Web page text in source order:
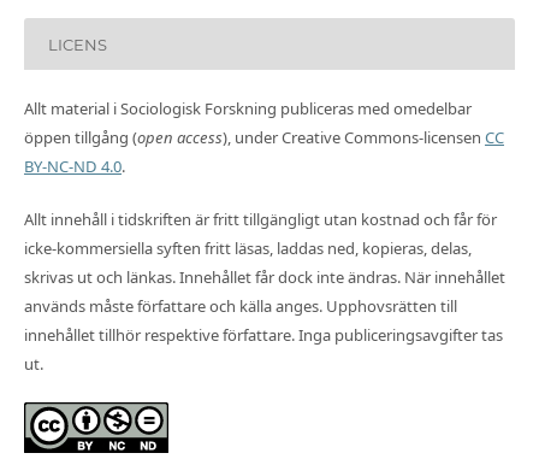
LICENS
Allt material i Sociologisk Forskning publiceras med omedelbar
öppen tillgång (open access), under Creative Commons-licensen CC
BY-NC-ND 4.0.
Allt innehåll i tidskriften är fritt tillgängligt utan kostnad och får för
icke-kommersiella syften fritt läsas, laddas ned, kopieras, delas,
skrivas ut och länkas. Innehållet får dock inte ändras. När innehållet
används måste författare och källa anges. Upphovsrätten till
innehållet tillhör respektive författare. Inga publiceringsavgifter tas
ut.